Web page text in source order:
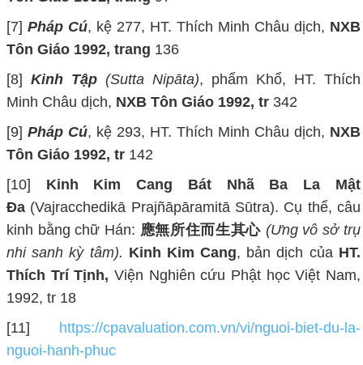
[7] Pháp Cú, kệ 277, HT. Thích Minh Châu dịch, NXB
Tôn Giáo 1992, trang 136
[8] Kinh Tập(Sutta Nipāta), phẩm Khổ, HT. Thích
Minh Châu dịch, NXB Tôn Giáo 1992, tr 342
[9] Pháp Cú, kệ 293, HT. Thích Minh Châu dịch, NXB
Tôn Giáo 1992, tr 142
[10] Kinh Kim Cang Bát Nhã Ba La Mật
Đa (Vajracchedikā Prajñāpāramitā Sūtra). Cụ thể, câu
kinh bằng chữ Hán: 應無所住而生其心 (Ưng vô sở trụ
nhi sanh kỳ tâm). Kinh Kim Cang, bản dịch của HT.
Thích Trí Tịnh, Viện Nghiên cứu Phật học Việt Nam,
1992, tr 18
[11] https://cpavaluation.com.vn/vi/nguoi-biet-du-la-
nguoi-hanh-phuc